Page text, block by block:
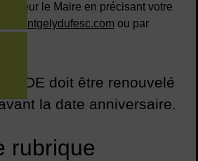
le Maire en précisant votre
ou par
NUDE doit être renouvelé
la date anniversaire.
rubrique